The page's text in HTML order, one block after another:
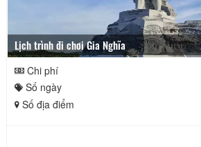
Lịch trình đi chơi Gia Nghĩa
Chi phí
Số ngày
Số địa điểm